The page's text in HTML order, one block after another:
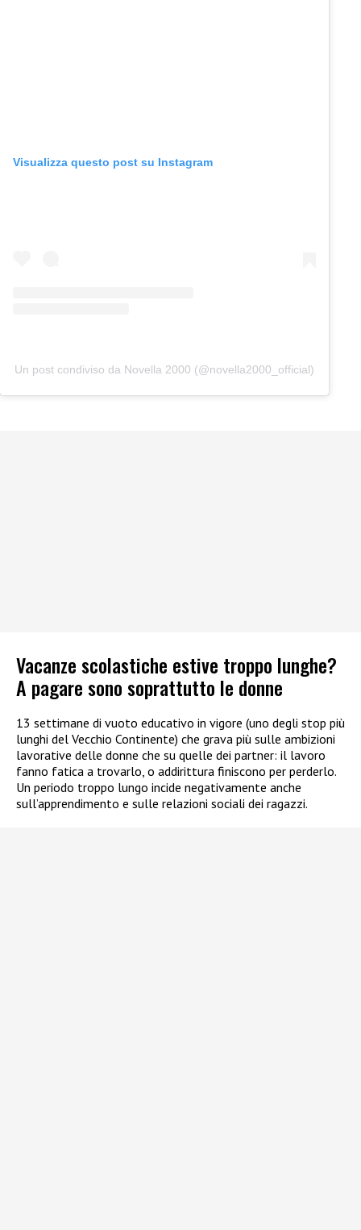
Visualizza questo post su Instagram
Un post condiviso da Novella 2000 (@novella2000_official)
Vacanze scolastiche estive troppo lunghe?
A pagare sono soprattutto le donne
13 settimane di vuoto educativo in vigore (uno degli stop più
lunghi del Vecchio Continente) che grava più sulle ambizioni
lavorative delle donne che su quelle dei partner: il lavoro
fanno fatica a trovarlo, o addirittura finiscono per perderlo.
Un periodo troppo lungo incide negativamente anche
sull’apprendimento e sulle relazioni sociali dei ragazzi.